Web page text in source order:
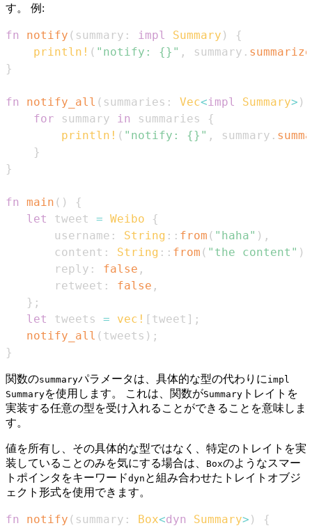
す。 例:
fn notify ( summary : impl Summary )
{
println! ( "notify: {}" , summary . summarize
}
fn notify_all ( summaries : Vec<impl Summary> )
for summary in summaries
{
println! ( "notify: {}" , summary .
}
}
fn main ( )
{
let
tweet = Weibo
{
       username
: String :: from ( "haha" ) ,
       content
: String :: from ( "the content" )
       reply
: false ,
       retweet
: false ,
} ;
let
tweets = vec! [ tweet ] ;
notify_all ( tweets ) ;
}
関数のsummaryパラメータは、具体的な型の代わりに impl
Summaryを使用します。 これは、関数がSummary トレイトを
実装する任意の型を受け入れることができることを意味しま
す。
値を所有し、その具体的な型ではなく、特定のトレイトを実
装していることのみを気にする場合は、
Boxのようなスマー
トポインタをキーワードdyn と組み合わせたトレイトオブジ
ェクト形式を使用できます。
fn notify ( summary : Box<dyn Summary> )
{